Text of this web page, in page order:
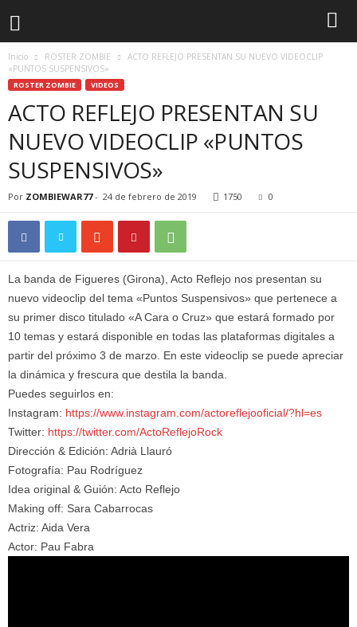
Inicio ROSTER ZOMBIE
ACTO REFLEJO PRESENTAN SU NUEVO VIDEOCLIP
«PUNTOS SUSPENSIVOS»
ROSTER ZOMBIE VIDEOS
ACTO REFLEJO PRESENTAN SU
NUEVO VIDEOCLIP «PUNTOS
SUSPENSIVOS»
Por ZOMBIEWAR77- 24 de febrero de 2019 1750 0
La banda de Figueres (Girona), Acto Reflejo nos presentan su
nuevo videoclip del tema «Puntos Suspensivos» que pertenece a
su primer disco titulado «A Cara o Cruz» que estará formado por
10 temas y estará disponible en todas las plataformas digitales a
partir del próximo 3 de marzo. En este videoclip se puede apreciar
la dinámica y frescura que destila la banda.
Puedes seguirlos en:
Instagram: https://www.instagram.com/actoreflejooficial/?hl=es
Twitter: https://twitter.com/ActoReflejoRock
Dirección & Edición: Adrià Llauró
Fotografía: Pau Rodríguez
Idea original & Guión: Acto Reflejo
Making off: Sara Cabarrocas
Actriz: Aida Vera
Actor: Pau Fabra